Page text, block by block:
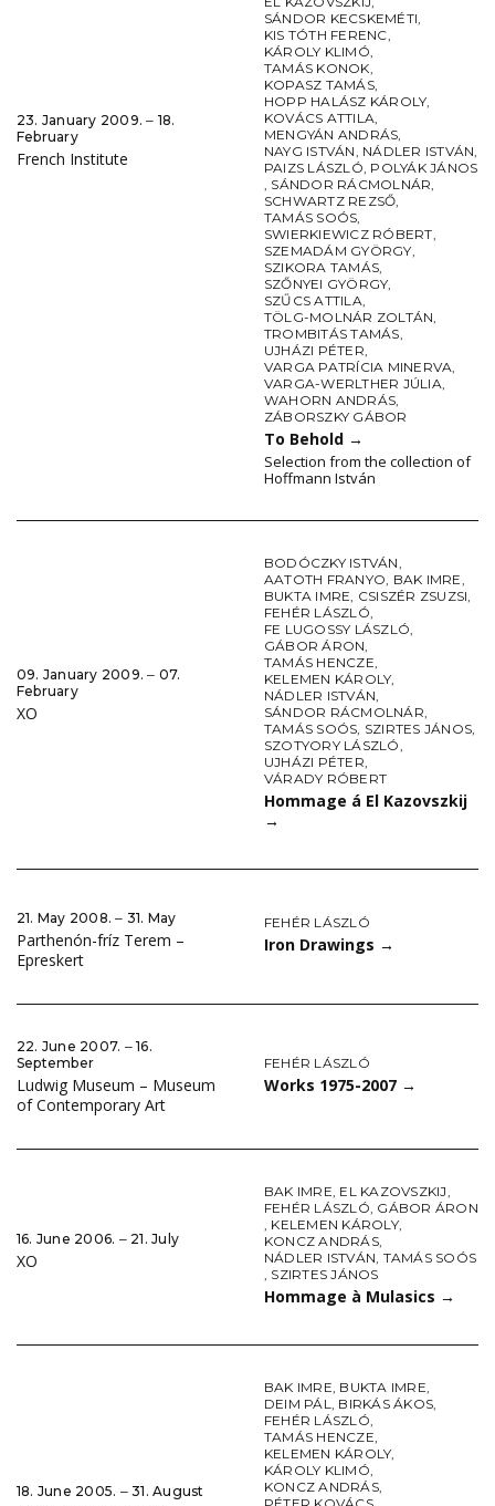
23. January 2009. ‒ 18.
February
French Institute
SÁNDOR KECSKEMÉTI,
KIS TÓTH FERENC,
KÁROLY KLIMÓ,
TAMÁS KONOK,
KOPASZ TAMÁS,
HOPP HALÁSZ KÁROLY,
KOVÁCS ATTILA,
MENGYÁN ANDRÁS,
NAYG ISTVÁN, NÁDLER ISTVÁN,
PAIZS LÁSZLÓ, POLYÁK JÁNOS
, SÁNDOR RÁCMOLNÁR,
SCHWARTZ REZSŐ,
TAMÁS SOÓS,
SWIERKIEWICZ RÓBERT,
SZEMADÁM GYÖRGY,
SZIKORA TAMÁS,
SZŐNYEI GYÖRGY,
SZŰCS ATTILA,
TÖLG-MOLNÁR ZOLTÁN,
TROMBITÁS TAMÁS,
UJHÁZI PÉTER,
VARGA PATRÍCIA MINERVA,
VARGA-WERLTHER JÚLIA,
WAHORN ANDRÁS,
ZÁBORSZKY GÁBOR
To Behold →
Selection from the collection of
Hoffmann István
09. January 2009. ‒ 07.
February
XO
BODÓCZKY ISTVÁN,
AATOTH FRANYO, BAK IMRE,
BUKTA IMRE, CSISZÉR ZSUZSI,
FEHÉR LÁSZLÓ,
FE LUGOSSY LÁSZLÓ,
GÁBOR ÁRON,
TAMÁS HENCZE,
KELEMEN KÁROLY,
NÁDLER ISTVÁN,
SÁNDOR RÁCMOLNÁR,
TAMÁS SOÓS, SZIRTES JÁNOS,
SZOTYORY LÁSZLÓ,
UJHÁZI PÉTER,
VÁRADY RÓBERT
Hommage á El Kazovszkij
→
21. May 2008. ‒ 31. May
Parthenón-fríz Terem –
Epreskert
FEHÉR LÁSZLÓ
Iron Drawings →
22. June 2007. ‒ 16.
September
Ludwig Museum – Museum
of Contemporary Art
FEHÉR LÁSZLÓ
Works 1975-2007 →
16. June 2006. ‒ 21. July
XO
BAK IMRE, EL KAZOVSZKIJ,
FEHÉR LÁSZLÓ, GÁBOR ÁRON
, KELEMEN KÁROLY,
KONCZ ANDRÁS,
NÁDLER ISTVÁN, TAMÁS SOÓS
, SZIRTES JÁNOS
Hommage à Mulasics →
18. June 2005. ‒ 31. August
BAK IMRE, BUKTA IMRE,
DEIM PÁL, BIRKÁS ÁKOS,
FEHÉR LÁSZLÓ,
TAMÁS HENCZE,
KELEMEN KÁROLY,
KÁROLY KLIMÓ,
KONCZ ANDRÁS,